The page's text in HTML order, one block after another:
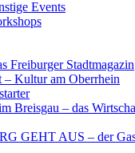
Events
Freiburger Stadtmagazin
– Kultur am Oberrhein
Breisgau – das
GEHT AUS – der